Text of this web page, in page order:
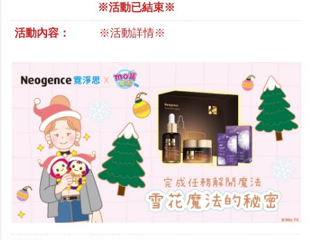
※活動已結束※
活動內容： ※活動詳情※